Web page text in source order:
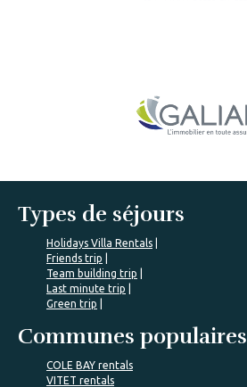
Types de séjours
Holidays Villa Rentals
Friends trip
Team building trip
Last minute trip
Green trip
Communes populaires
COLE BAY rentals
VITET rentals